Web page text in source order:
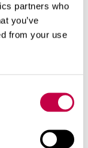
partners who
you’ve
from your use
att växa